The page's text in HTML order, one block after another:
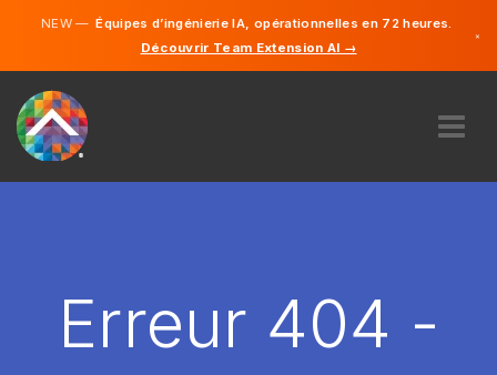
NEW —Équipes d’ingénierie IA, opérationnelles en 72 heures.
Découvrir Team Extension AI →
×
Erreur 404 -